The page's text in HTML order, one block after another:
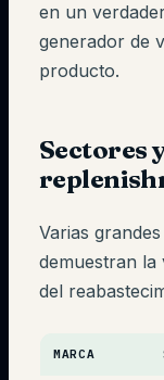
en un
generador de
producto.
Sectores
Varias
demuestran la
del
MARCA